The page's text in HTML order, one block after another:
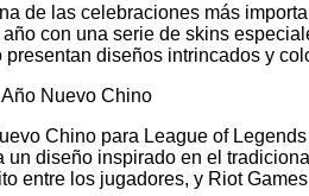
de las celebraciones más
con una serie de skins
diseños intrincados y
Nuevo Chino
Chino para League of
un diseño inspirado en el
entre los jugadores, y Riot